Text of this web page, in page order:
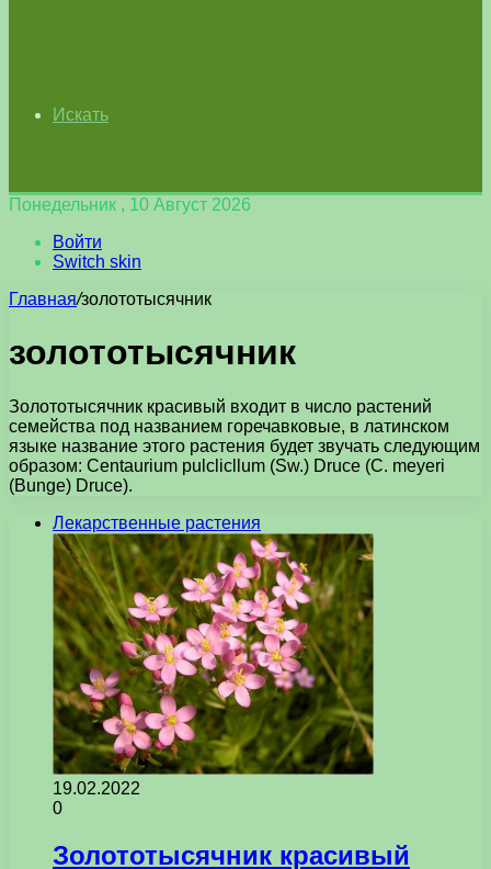
Искать
Понедельник , 10 Август 2026
Войти
Switch skin
Главная/золототысячник
золототысячник
Золототысячник красивый входит в число растений
семейства под названием горечавковые, в латинском
языке название этого растения будет звучать следующим
образом: Centaurium pulclicllum (Sw.) Druce (С. meyeri
(Bunge) Druce).
Лекарственные растения
19.02.2022
0
Золототысячник красивый